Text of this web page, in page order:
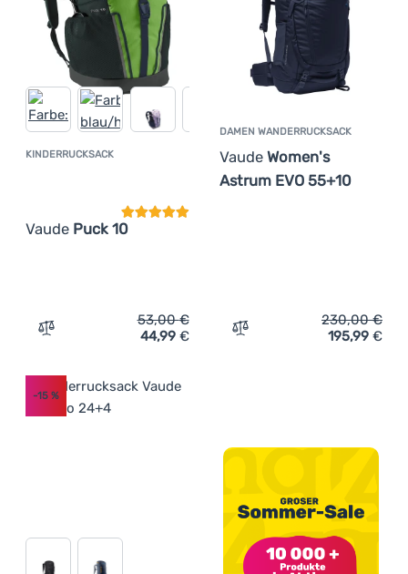
Anmelden /
Registrieren
KINDERRUCKSACK
Vaude Puck 10
Kundenbewertung
Zum Vergleich 'Kinderrucksack Vaude Puck 10'
53,00€
44,99 €
DAMEN WANDERRUCKSACK
Vaude Women's
Astrum EVO 55+10
Zum Vergleich 'Damen
230,00€
195,99 €
-15 %